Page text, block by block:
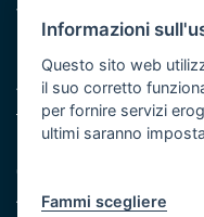
Vai al sito di Protezione
Iniziativa finanziata con
Asse XI
Note legali
Cookie e privacy
Atti di notifica
Informazioni
Questo sito web
il suo corretto
per fornire servizi
ultimi saranno
Fammi scegliere